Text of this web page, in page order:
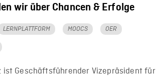
wir über Chancen & Erfolge
LERNPLATTFORM MOOCS OER
ist Geschäftsführender Vizepräsident für